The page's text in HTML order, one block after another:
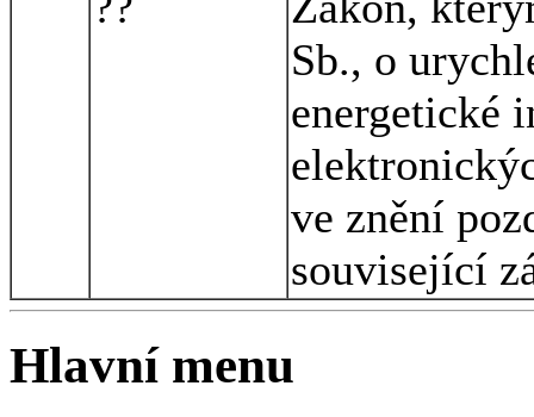
Sb., o
energetické
ve znění
související
Hlavní menu